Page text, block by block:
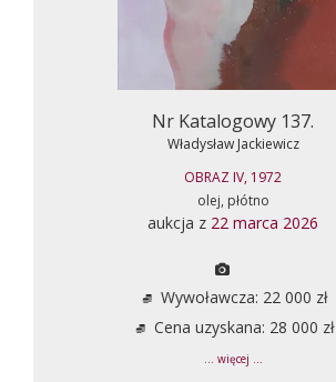
Nr Katalogowy 137.
Władysław Jackiewicz
OBRAZ IV, 1972
olej, płótno
aukcja z 22 marca 2026
Wywoławcza: 22 000 zł
Cena uzyskana: 28 000 zł
... więcej ...